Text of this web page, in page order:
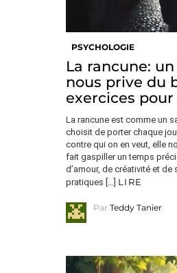
PSYCHOLOGIE
La rancune:
nous prive du
exercices pour
La rancune est comme un
choisit de porter chaque
contre qui on en veut, elle
fait gaspiller un temps
d’amour, de créativité et
pratiques […] LIRE
Par Teddy Tanier